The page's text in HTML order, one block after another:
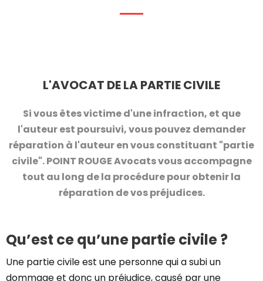
L'AVOCAT DE LA PARTIE CIVILE
Si vous êtes victime d'une infraction, et que
l'auteur est poursuivi, vous pouvez demander
réparation à l'auteur en vous constituant "partie
civile". POINT ROUGE Avocats vous accompagne
tout au long de la procédure pour obtenir la
réparation de vos préjudices.
Qu’est ce qu’une partie civile ?
Une partie civile est une personne qui a subi un
dommage et donc un préjudice, causé par une